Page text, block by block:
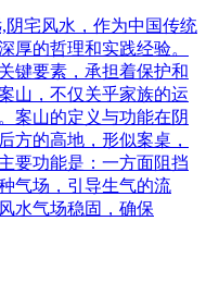
阴宅风水，作为中国传统
厚的哲理和实践经验。
键要素，承担着保护和
山，不仅关乎家族的运
案山的定义与功能在阴
方的高地，形似案桌，
要功能是：一方面阻挡
气场，引导生气的流
水气场稳固，确保